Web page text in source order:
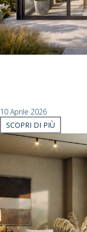
10 Aprile 2026
SCOPRI DI PIÙ